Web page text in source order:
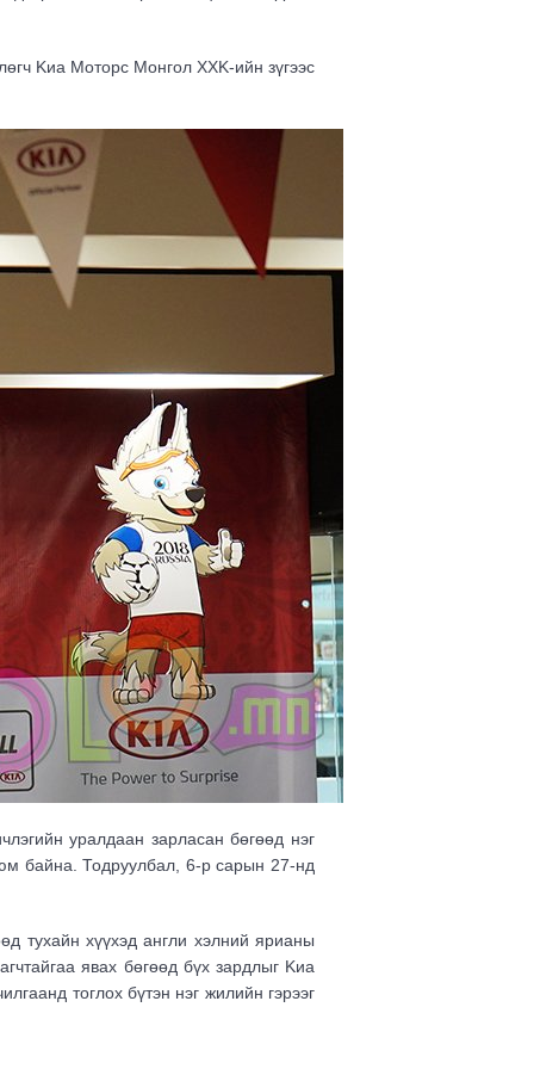
Kиа Моторс Монгол ХХK-ийн зүгээс
уралдаан зарласан бөгөөд нэг
байна. Тодруулбал, 6-р сарын 27-нд
тухайн хүүхэд англи хэлний ярианы
явах бөгөөд бүх зардлыг Kиа
тоглох бүтэн нэг жилийн гэрээг